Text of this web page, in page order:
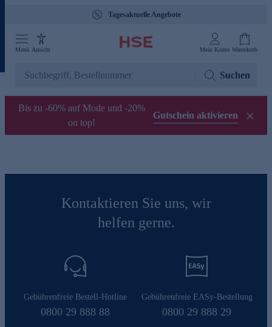
Tagesaktuelle Angebote
Menü Ansicht Mein Konto Warenkorb
Suchen
Bis zu -60% auf Mode und -20%
on top!
Gutschein aktivieren
Kontaktieren Sie uns, wir
helfen gerne.
Gebührenfreie Bestell-Hotline
0800 29 888 88
Gebührenfreie EASy-Bestellung
0800 29 888 29